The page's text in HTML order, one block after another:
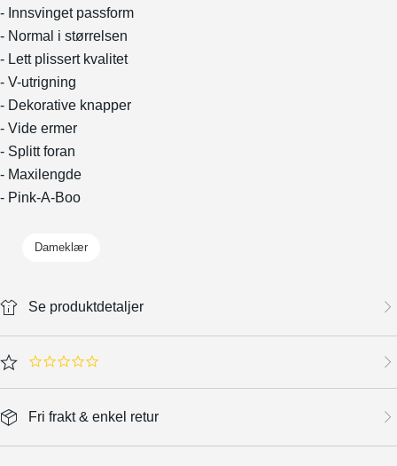
- Innsvinget passform
- Normal i størrelsen
- Lett plissert kvalitet
- V-utrigning
- Dekorative knapper
- Vide ermer
- Splitt foran
- Maxilengde
- Pink-A-Boo
Dameklær
Se produktdetaljer
0.0 star rating
Fri frakt & enkel retur